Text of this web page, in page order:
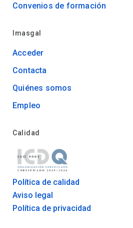
Convenios de formación
Imasgal
Acceder
Contacta
Quiénes somos
Empleo
Calidad
Política de calidad
Aviso legal
Política de privacidad